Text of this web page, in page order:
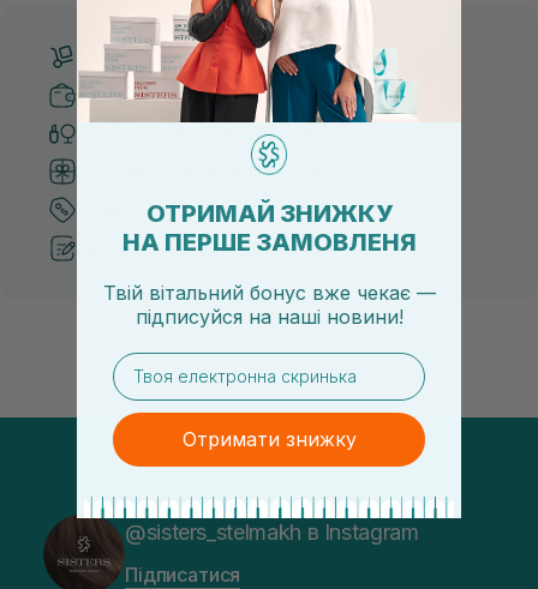
Безкоштовна доставка від 3000 UAH
Безпечні способи оплати
Тільки оригінальна косметика
Система бонусів та лояльності
Кращі ціни та топ товари
Рекомендації від косметологів
@sisters_stelmakh в Instagram
Підписатися
ОТРИМАЙ ЗНИЖКУ
НА ПЕРШЕ ЗАМОВЛЕНЯ
Твій вітальний бонус вже чекає —
підписуйся на наші новини!
email
Отримати знижку